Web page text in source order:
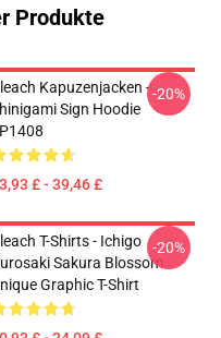
Produkte
Kapuzenjacken -
Sign Hoodie
£ - 39,46 £
-20%
T-Shirts - Ichigo
Sakura Blossom
Graphic T-Shirt
-20%